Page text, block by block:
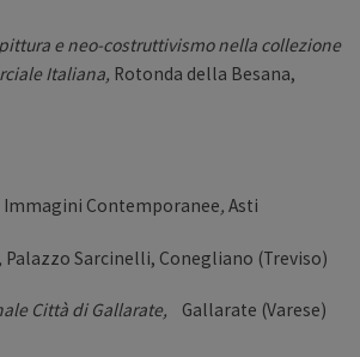
e neo-costruttivismo nella collezione
Italiana, Rotonda della Besana,
Immagini Contemporanee, Asti
Palazzo Sarcinelli, Conegliano (Treviso)
Città di Gallarate, Gallarate (Varese)